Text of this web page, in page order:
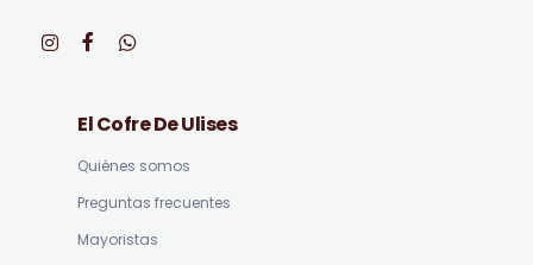
El Cofre De Ulises
Quiénes somos
Preguntas frecuentes
Mayoristas